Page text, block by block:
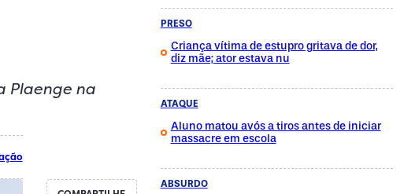
Plaenge na
PRESO
Criança vítima de estupro gritava de dor,
diz mãe; ator estava nu
ATAQUE
Aluno matou avós a tiros antes de iniciar
massacre em escola
ABSURDO